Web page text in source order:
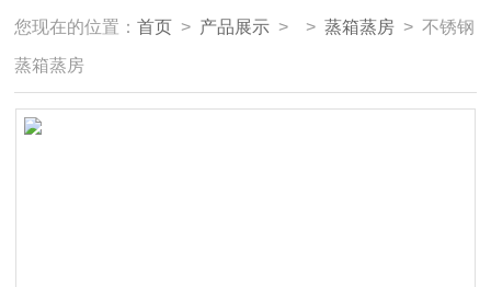
您现在的位置：首页 > 产品展示 > >蒸箱蒸房 > 不锈钢
蒸箱蒸房